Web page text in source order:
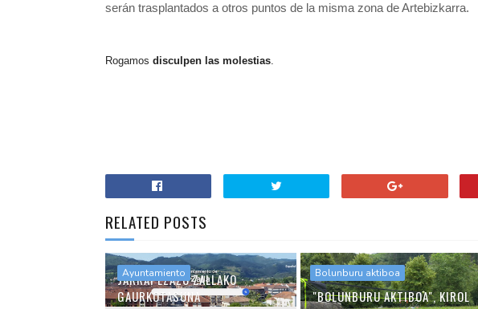
serán trasplantados a otros puntos de la misma zona de Artebizkarra.
Rogamos disculpen las molestias.
RELATED POSTS
Ayuntamiento
JARRAI EZAZU ZALLAKO
GAURKOTASUNA
Bolunburu aktiboa
"BOLUNBURU AKTIBOA", KIROL